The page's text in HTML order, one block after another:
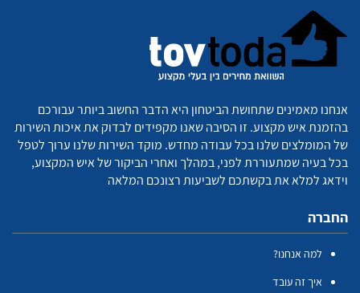
אנחנו מאמינים שתחושת הביטחון היא הדבר החשוב ביותר עבורכם
בהזמנת איש מקצוע. זו הסיבה שאנו מקפידים לבדוק את איכות השירות
של המומלצים שלנו בכל עבודה מחדש. מוקד השירות שלנו ערוך לטפל
בכל בעיה שמתעוררת לפני, במהלך ואחרי הביקור של איש המקצוע,
וידאג למלא את בקשתכם לשביעות רצונכם המלאה
החברה
למה אנחנו?
איך זה עובד